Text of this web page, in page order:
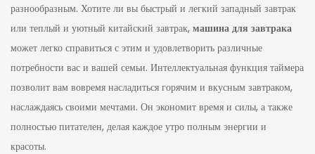
разнообразным. Хотите ли вы быстрый и легкий западный завтрак
или теплый и уютный китайский завтрак, машина для завтрака
может легко справиться с этим и удовлетворить различные
потребности вас и вашей семьи. Интеллектуальная функция таймера
позволит вам вовремя насладиться горячим и вкусным завтраком,
наслаждаясь своими мечтами. Он экономит время и силы, а также
полностью питателен, делая каждое утро полным энергии и
красоты.